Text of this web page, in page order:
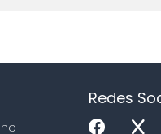
Redes